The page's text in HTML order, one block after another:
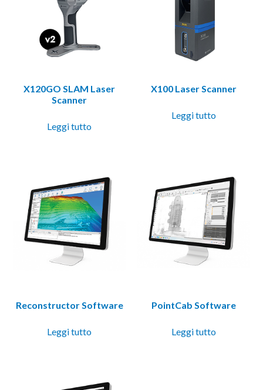
X120GO SLAM Laser
Scanner
Leggi tutto
X100 Laser Scanner
Leggi tutto
Reconstructor Software
Leggi tutto
PointCab Software
Leggi tutto